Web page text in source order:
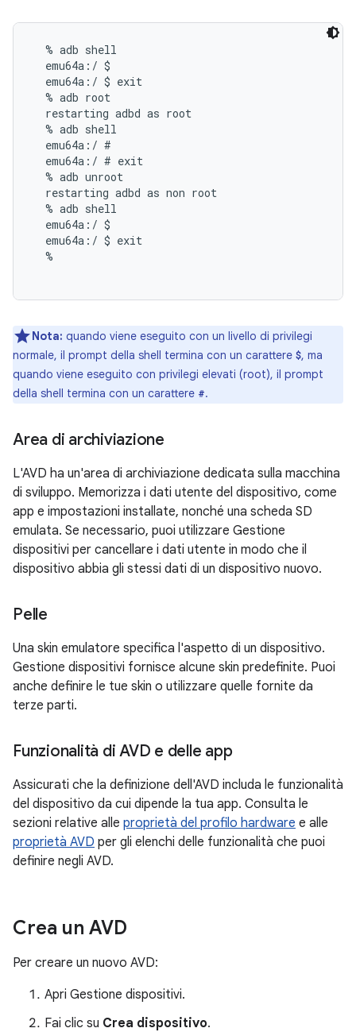
  % adb shell
  emu64a:/ $
  emu64a:/ $ exit
  % adb root
  restarting adbd as root
  % adb shell
  emu64a:/ #
  emu64a:/ # exit
  % adb unroot
  restarting adbd as non root
  % adb shell
  emu64a:/ $
  emu64a:/ $ exit
  %
Nota: quando viene eseguito con un livello di privilegi
normale, il prompt della shell termina con un carattere $, ma
quando viene eseguito con privilegi elevati (root), il prompt
della shell termina con un carattere #.
Area di archiviazione
L'AVD ha un'area di archiviazione dedicata sulla macchina
di sviluppo. Memorizza i dati utente del dispositivo, come
app e impostazioni installate, nonché una scheda SD
emulata. Se necessario, puoi utilizzare Gestione
dispositivi per cancellare i dati utente in modo che il
dispositivo abbia gli stessi dati di un dispositivo nuovo.
Pelle
Una skin emulatore specifica l'aspetto di un dispositivo.
Gestione dispositivi fornisce alcune skin predefinite. Puoi
anche definire le tue skin o utilizzare quelle fornite da
terze parti.
Funzionalità di AVD e delle app
Assicurati che la definizione dell'AVD includa le funzionalità
del dispositivo da cui dipende la tua app. Consulta le
sezioni relative alle proprietà del profilo hardware e alle
proprietà AVD per gli elenchi delle funzionalità che puoi
definire negli AVD.
Crea un AVD
Per creare un nuovo AVD:
Apri Gestione dispositivi.
Fai clic su Crea dispositivo.